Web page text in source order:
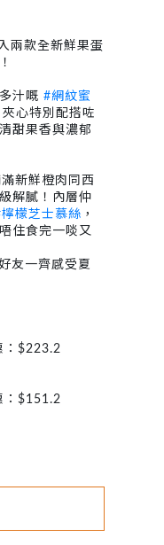
兩款全新鮮果蛋
多汁嘅#網紋蜜
心特別配搭咗
甜果香與濃郁
新鮮橙肉同西
解膩！內層仲
檬芝士慕絲 ，
住食完一啖又
友一齊感受夏
：$223.2
：$151.2